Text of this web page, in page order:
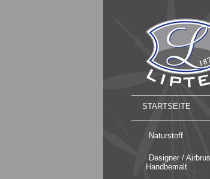
STARTSEITE
Naturstoff
Designer /
Handbemalt